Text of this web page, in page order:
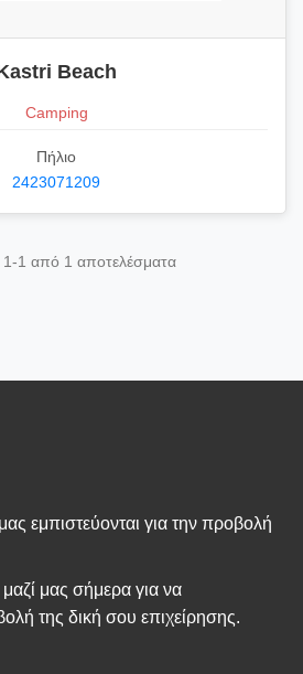
Beach
Camping
Πήλιο
2423071209
1 από 1 αποτελέσματα
εμπιστεύονται για την προβολή
μας σήμερα για να
της δική σου επιχείρησης.